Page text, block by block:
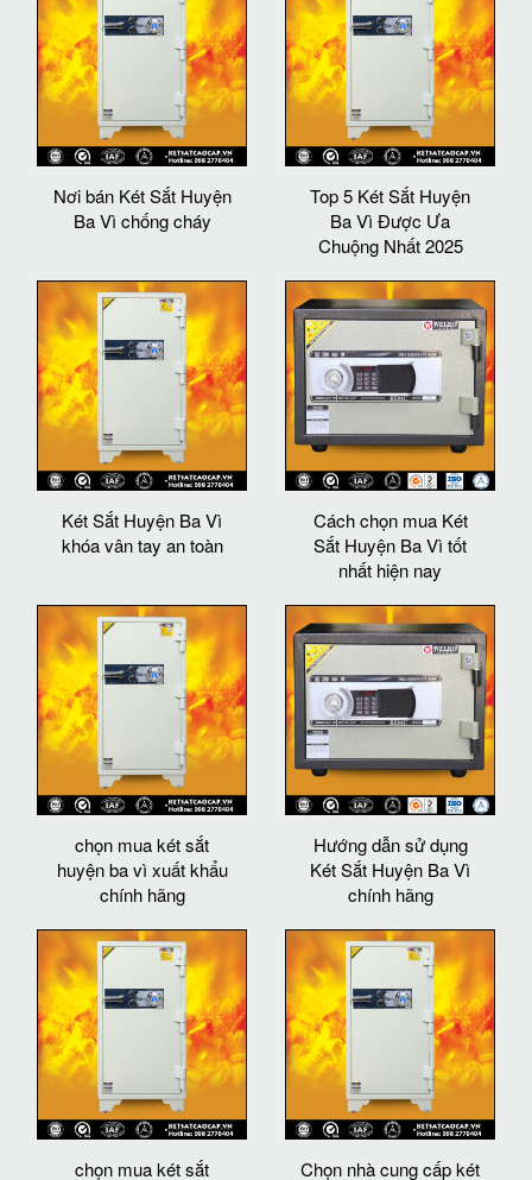
Nơi bán Két Sắt Huyện
Ba Vì chống cháy
Top 5 Két Sắt Huyện
Ba Vì Được Ưa
Chuộng Nhất 2025
Két Sắt Huyện Ba Vì
khóa vân tay an toàn
Cách chọn mua Két
Sắt Huyện Ba Vì tốt
nhất hiện nay
chọn mua két sắt
huyện ba vì xuất khẩu
chính hãng
Hướng dẫn sử dụng
Két Sắt Huyện Ba Vì
chính hãng
chọn mua két sắt
Chọn nhà cung cấp két